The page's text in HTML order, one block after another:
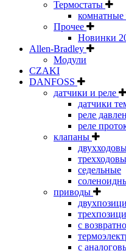
Термостаты
комнатные
Прочее
Новинки
Allen-Bradley
Модули
CZAKI
DANFOSS
датчики и реле
датчики
реле
реле
клапаны
седельные
приводы
с
с